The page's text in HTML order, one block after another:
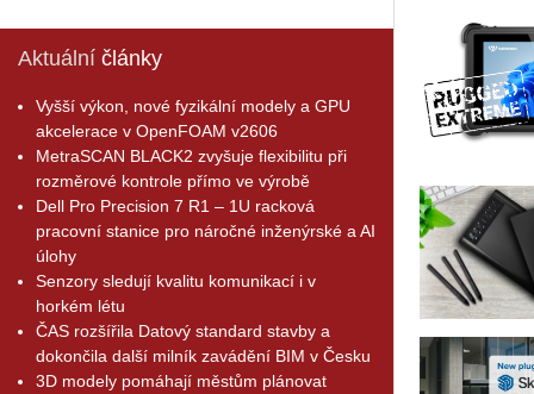
Aktuální články
Vyšší výkon, nové fyzikální modely a GPU
akcelerace v OpenFOAM v2606
MetraSCAN BLACK2 zvyšuje flexibilitu při
rozměrové kontrole přímo ve výrobě
Dell Pro Precision 7 R1 – 1U racková
pracovní stanice pro náročné inženýrské a AI
úlohy
Senzory sledují kvalitu komunikací i v
horkém létu
ČAS rozšířila Datový standard stavby a
dokončila další milník zavádění BIM v Česku
3D modely pomáhají městům plánovat